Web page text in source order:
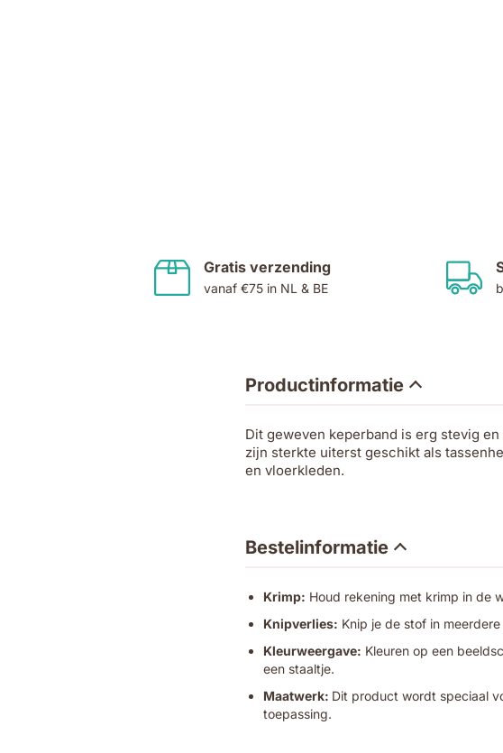
Gratis verzending
vanaf €75 in NL & BE
Productinformatie
Dit geweven keperband is erg stevig
zijn sterkte uiterst geschikt als
en vloerkleden.
Bestelinformatie
Krimp: Houd rekening met krimp in de
Knipverlies: Knip je de stof in
Kleurweergave: Kleuren op een
een staaltje.
Maatwerk: Dit product wordt speciaal
toepassing.